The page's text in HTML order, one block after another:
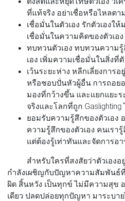
ที่แท้จริง อย่าเชื่อหรือไหลต
เชื่อมั่นในตัวเอง รักตัวเองให้
เชื่อมั่นในความคิดของตัวเอง
ทบทวนตัวเอง ทบทวนความรู้
เอง เพิ่มความเชื่อมั่นในสิ่งที่
เว้นระยะห่าง หลีกเลี่ยงการ
หรือชอบปั่นหัวผู้อื่น การถอย
มองที่กว้างขึ้น และแยกแยะ
จริงและโลกที่ถูก Gaslighting
ยอมรับความรู้สึกของตัวเอง
ความรู้สึกของตัวเอง คนเรารู้
แต่ต้องรู้เท่าทันและจัดการอ
สำหรับใครที่สงสัยว่าตัวเองอยู่
กำลังเผชิญกับปัญหาความสัมพันธ์ที่
ผิด สิ้นหวัง เป็นทุกข์ ไม่มีความสุข
เดียว ปลดปล่อยทุกปัญหา มาระบา